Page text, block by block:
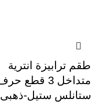
طقم ترابيزة انترية
ستانلس ستيل-ذهبى